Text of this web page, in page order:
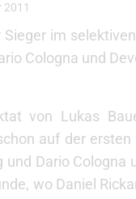
2011
im
Cologna und
von Lukas
auf der
Dario
wo Daniel